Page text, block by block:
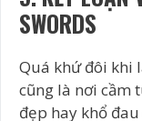
SWORDS
Quá khứ đôi khi
cũng là nơi cầm
đẹp hay khổ